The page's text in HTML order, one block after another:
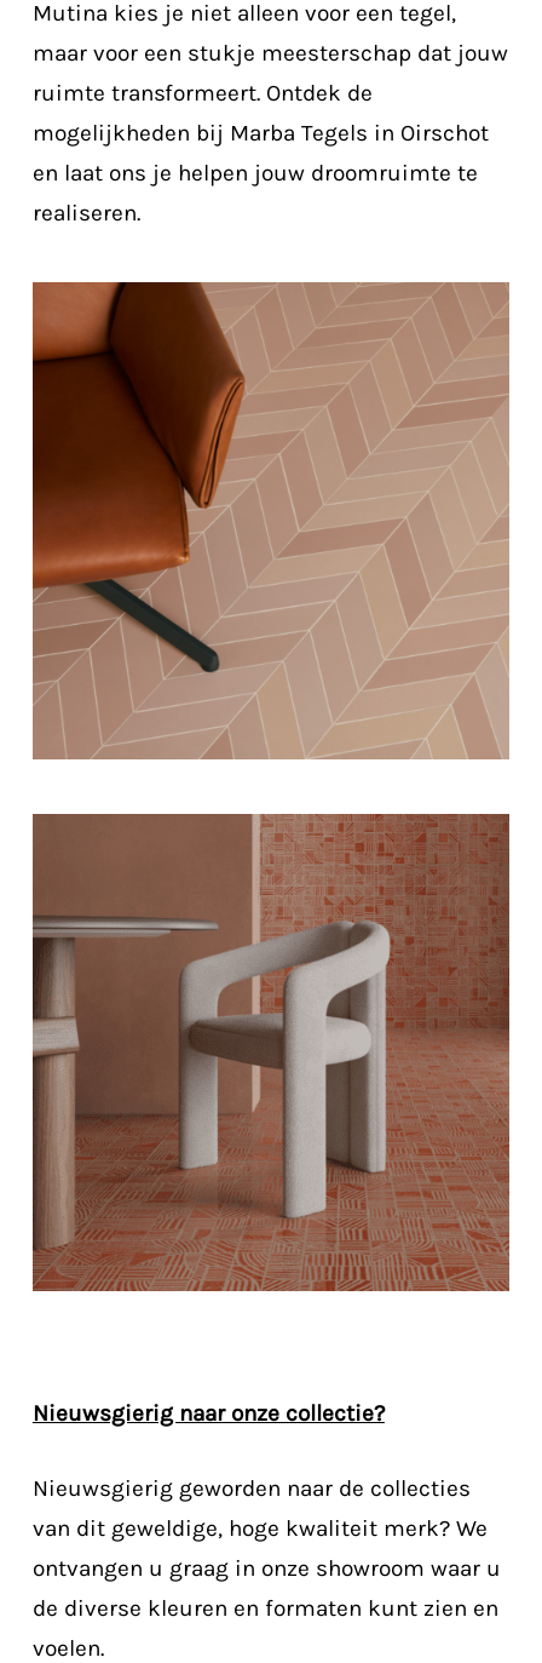
Mutina kies je niet alleen voor een tegel,
maar voor een stukje meesterschap dat jouw
ruimte transformeert. Ontdek de
mogelijkheden bij Marba Tegels in Oirschot
en laat ons je helpen jouw droomruimte te
realiseren.
Nieuwsgierig naar onze collectie?
Nieuwsgierig geworden naar de collecties
van dit geweldige, hoge kwaliteit merk? We
ontvangen u graag in onze showroom waar u
de diverse kleuren en formaten kunt zien en
voelen.